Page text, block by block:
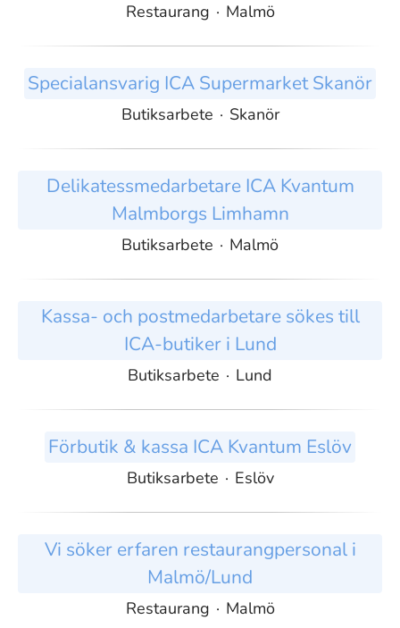
Restaurang · Malmö
Specialansvarig ICA Supermarket Skanör
Butiksarbete · Skanör
Delikatessmedarbetare ICA Kvantum
Malmborgs Limhamn
Butiksarbete · Malmö
Kassa- och postmedarbetare sökes till
ICA-butiker i Lund
Butiksarbete · Lund
Förbutik & kassa ICA Kvantum Eslöv
Butiksarbete · Eslöv
Vi söker erfaren restaurangpersonal i
Malmö/Lund
Restaurang · Malmö